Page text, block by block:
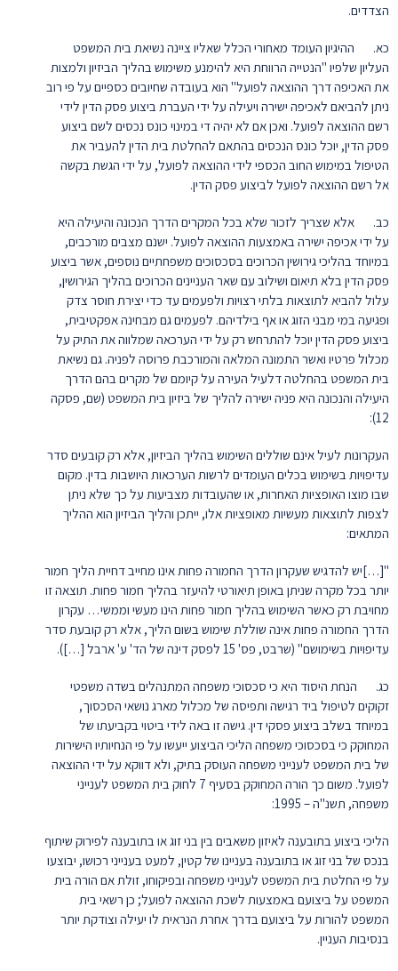
הצדדים.
כא. ההיגיון העומד מאחורי הכלל שאליו ציינה נשיאת בית המשפט
העליון שלפיו "הנטייה הרווחת היא להימנע משימוש בהליך הביזיון ולמצות
את האכיפה דרך ההוצאה לפועל" הוא בעובדה שחיובים כספיים על פי רוב
ניתן להביאם לאכיפה ישירה ויעילה על ידי העברת ביצוע פסק הדין לידי
רשם ההוצאה לפועל. ואכן אם לא יהיה די במינוי כונס נכסים לשם ביצוע
פסק הדין, יוכל כונס הנכסים בהתאם להחלטת בית הדין להעביר את
הטיפול במימוש החוב הכספי לידי ההוצאה לפועל, על ידי הגשת בקשה
אל רשם ההוצאה לפועל לביצוע פסק הדין.
כב. אלא שצריך לזכור שלא בכל המקרים הדרך הנכונה והיעילה היא
על ידי אכיפה ישירה באמצעות ההוצאה לפועל. ישנם מצבים מורכבים,
במיוחד בהליכי גירושין הכרוכים בסכסוכים משפחתיים נוספים, אשר ביצוע
פסק הדין בלא תיאום ושילוב עם שאר העניינים הכרוכים בהליך הגירושין,
עלול להביא לתוצאות בלתי רצויות ולפעמים עד כדי יצירת חוסר צדק
ופגיעה במי מבני הזוג או אף בילדיהם. לפעמים גם מבחינה אפקטיבית,
ביצוע פסק הדין יוכל להתרחש רק על ידי הערכאה שמלווה את התיק על
מכלול פרטיו ואשר התמונה המלאה והמורכבת פרוסה לפניה. גם נשיאת
בית המשפט בהחלטה דלעיל העירה על קיומם של מקרים בהם הדרך
היעילה והנכונה היא פניה ישירה להליך של ביזיון בית המשפט (שם, פסקה
12):
העקרונות לעיל אינם שוללים השימוש בהליך הביזיון, אלא רק קובעים סדר
עדיפויות בשימוש בכלים העומדים לרשות הערכאות היושבות בדין. מקום
שבו מוצו האופציות האחרות, או שהעובדות מצביעות על כך שלא ניתן
לצפות לתוצאות מעשיות מאופציות אלו, ייתכן והליך הביזיון הוא ההליך
המתאים:
"[…]יש להדגיש שעקרון הדרך החמורה פחות אינו מחייב דחיית הליך חמור
יותר בכל מקרה שניתן באופן תיאורטי להיעזר בהליך חמור פחות. תוצאה זו
מחויבת רק כאשר השימוש בהליך חמור פחות הינו מעשי וממשי… עקרון
הדרך החמורה פחות אינה שוללת שימוש בשום הליך, אלא רק קובעת סדר
עדיפויות בשימושם" (שרבט, פס' 15 לפסק דינה של הד' ע' ארבל […]).
כג. הנחת היסוד היא כי סכסוכי משפחה המתנהלים בשדה משפטי
זקוקים לטיפול ביד רגישה ותפיסה של מכלול מארג נושאי הסכסוך,
במיוחד בשלב ביצוע פסקי דין. גישה זו באה לידי ביטוי בקביעתו של
המחוקק כי בסכסוכי משפחה הליכי הביצוע ייעשו על פי הנחיותיו הישירות
של בית המשפט לענייני משפחה העוסק בתיק, ולא דווקא על ידי ההוצאה
לפועל. משום כך הורה המחוקק בסעיף 7 לחוק בית המשפט לענייני
משפחה, תשנ"ה – 1995:
הליכי ביצוע בתובענה לאיזון משאבים בין בני זוג או בתובענה לפירוק שיתוף
בנכס של בני זוג או בתובענה בעניינו של קטין, למעט בענייני רכושו, יבוצעו
על פי החלטת בית המשפט לענייני משפחה ובפיקוחו, זולת אם הורה בית
המשפט על ביצועם באמצעות לשכת ההוצאה לפועל; כן רשאי בית
המשפט להורות על ביצועם בדרך אחרת הנראית לו יעילה וצודקת יותר
בנסיבות העניין.